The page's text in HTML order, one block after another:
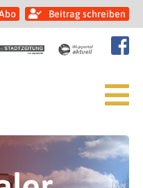
Beitrag schreiben